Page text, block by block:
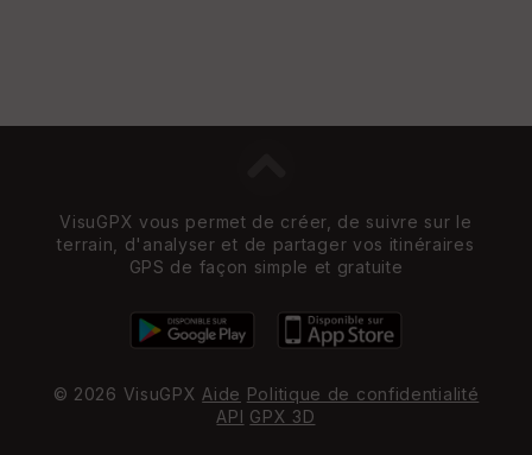
VisuGPX vous permet de créer, de suivre sur le
terrain, d'analyser et de partager vos itinéraires
GPS de façon simple et gratuite
© 2026 VisuGPX Aide Politique de confidentialité
API GPX 3D